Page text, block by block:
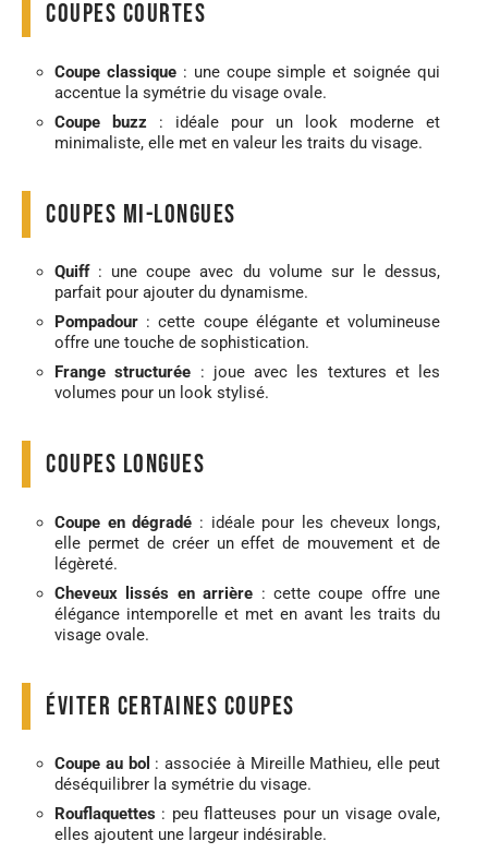
Coupes courtes
Coupe classique: une coupe simple et soignée qui
accentue la symétrie du visage ovale.
Coupe buzz : idéale pour un look moderne et
minimaliste, elle met en valeur les traits du visage.
Coupes mi-longues
Quiff: une coupe avec du volume sur le dessus,
parfait pour ajouter du dynamisme.
Pompadour : cette coupe élégante et volumineuse
offre une touche de sophistication.
Frange structurée : joue avec les textures et les
volumes pour un look stylisé.
Coupes longues
Coupe en dégradé : idéale pour les cheveux longs,
elle permet de créer un effet de mouvement et de
légèreté.
Cheveux lissés en arrière : cette coupe offre une
élégance intemporelle et met en avant les traits du
visage ovale.
Éviter certaines coupes
Coupe au bol : associée à Mireille Mathieu, elle peut
déséquilibrer la symétrie du visage.
Rouflaquettes : peu flatteuses pour un visage ovale,
elles ajoutent une largeur indésirable.